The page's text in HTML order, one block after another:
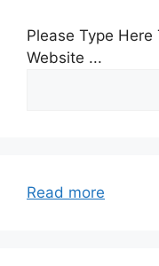
Please Type Here
Website ...
Read more